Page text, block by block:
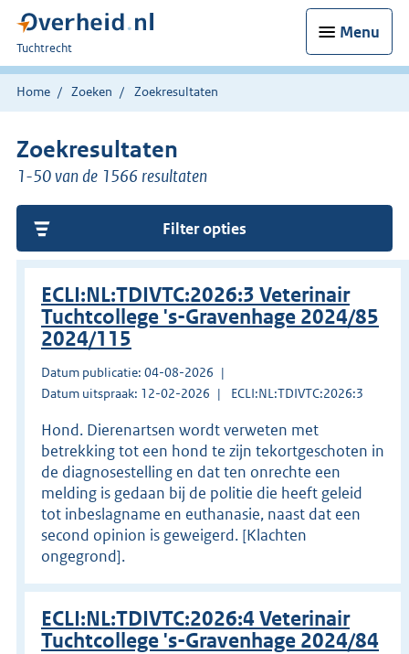
Menu
U
bent
hier:
Tuchtrecht
Home Zoeken Zoekresultaten
Zoekresultaten
1-50 van de 1566 resultaten
Filter opties
ECLI:NL:TDIVTC:2026:3 Veterinair
Tuchtcollege 's-Gravenhage 2024/85
2024/115
Datum publicatie: 04-08-2026
Datum uitspraak: 12-02-2026
ECLI:NL:TDIVTC:2026:3
Hond. Dierenartsen wordt verweten met
betrekking tot een hond te zijn tekortgeschoten in
de diagnosestelling en dat ten onrechte een
melding is gedaan bij de politie die heeft geleid
tot inbeslagname en euthanasie, naast dat een
second opinion is geweigerd. [Klachten
ongegrond].
ECLI:NL:TDIVTC:2026:4 Veterinair
Tuchtcollege 's-Gravenhage 2024/84